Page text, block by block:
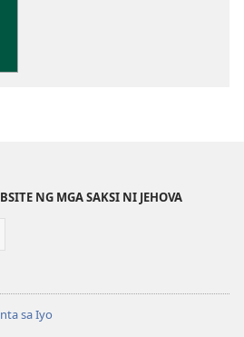
NG MGA SAKSI NI JEHOVA
sa Iyo